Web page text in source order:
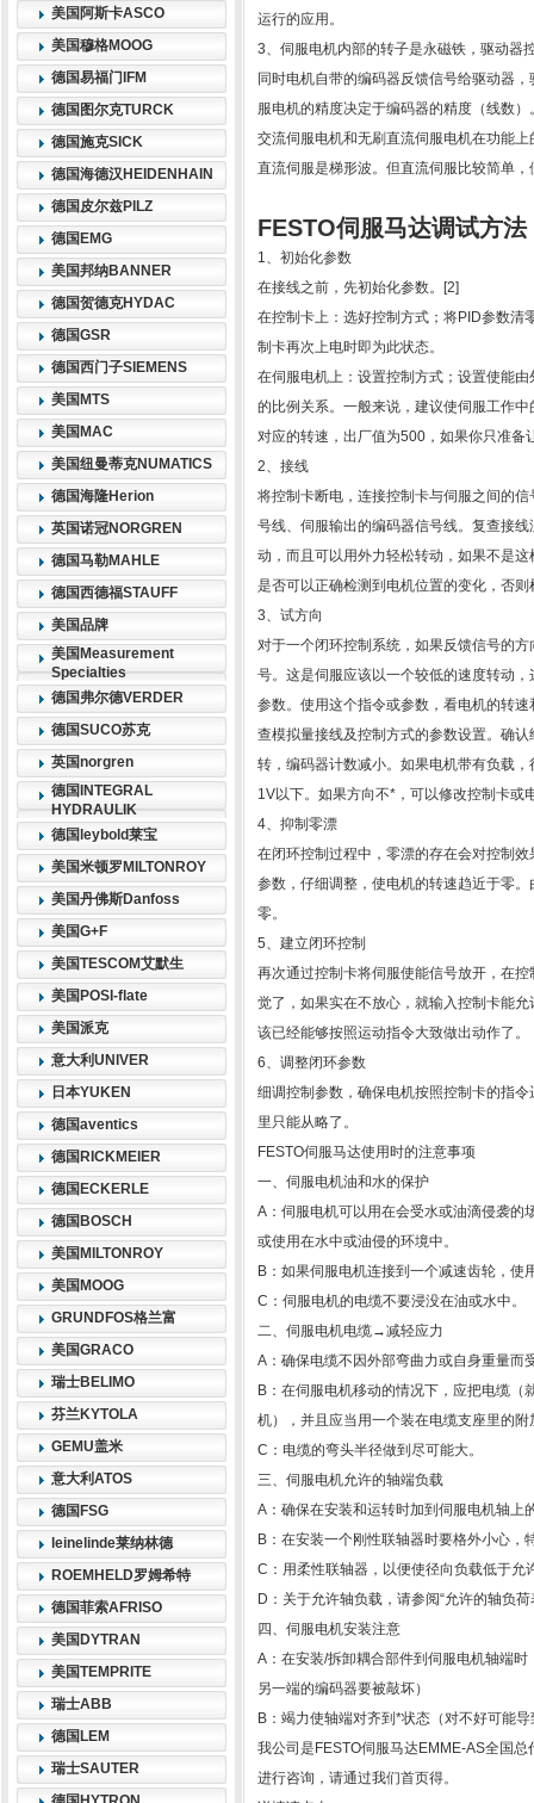
美国阿斯卡ASCO
美国穆格MOOG
德国易福门IFM
德国图尔克TURCK
德国施克SICK
德国海德汉HEIDENHAIN
德国皮尔兹PILZ
德国EMG
美国邦纳BANNER
德国贺德克HYDAC
德国GSR
德国西门子SIEMENS
美国MTS
美国MAC
美国纽曼蒂克NUMATICS
德国海隆Herion
英国诺冠NORGREN
德国马勒MAHLE
德国西德福STAUFF
美国品牌
美国Measurement
Specialties
德国弗尔德VERDER
德国SUCO苏克
英国norgren
德国INTEGRAL
HYDRAULIK
德国leybold莱宝
美国米顿罗MILTONROY
美国丹佛斯Danfoss
美国G+F
美国TESCOM艾默生
美国POSI-flate
美国派克
意大利UNIVER
日本YUKEN
德国aventics
德国RICKMEIER
德国ECKERLE
德国BOSCH
美国MILTONROY
美国MOOG
GRUNDFOS格兰富
美国GRACO
瑞士BELIMO
芬兰KYTOLA
GEMU盖米
意大利ATOS
德国FSG
leinelinde莱纳林德
ROEMHELD罗姆希特
德国菲索AFRISO
美国DYTRAN
美国TEMPRITE
瑞士ABB
德国LEM
瑞士SAUTER
运行的应用。
3、伺服电机内部的转子是永磁铁，驱动器
同时电机自带的编码器反馈信号给驱动器
服电机的精度决定于编码器的精度（线数）
交流伺服电机和无刷直流伺服电机在功能
直流伺服是梯形波。但直流伺服比较简单，
FESTO伺服马达调试方法
1、初始化参数
在接线之前，先初始化参数。[2]
在控制卡上：选好控制方式；将PID参数清
制卡再次上电时即为此状态。
在伺服电机上：设置控制方式；设置使能
的比例关系。一般来说，建议使伺服工作
对应的转速，出厂值为500，如果你只准
2、接线
将控制卡断电，连接控制卡与伺服之间的
号线、伺服输出的编码器信号线。复查接
动，而且可以用外力轻松转动，如果不是
是否可以正确检测到电机位置的变化，否
3、试方向
对于一个闭环控制系统，如果反馈信号的
号。这是伺服应该以一个较低的速度转动
参数。使用这个指令或参数，看电机的转
查模拟量接线及控制方式的参数设置。确
转，编码器计数减小。如果电机带有负载
1V以下。如果方向不*，可以修改控制卡或
4、抑制零漂
在闭环控制过程中，零漂的存在会对控制
参数，仔细调整，使电机的转速趋近于零
零。
5、建立闭环控制
再次通过控制卡将伺服使能信号放开，在
觉了，如果实在不放心，就输入控制卡能
该已经能够按照运动指令大致做出动作了。
6、调整闭环参数
细调控制参数，确保电机按照控制卡的指
里只能从略了。
FESTO伺服马达使用时的注意事项
一、伺服电机油和水的保护
A：伺服电机可以用在会受水或油滴侵袭的
或使用在水中或油侵的环境中。
B：如果伺服电机连接到一个减速齿轮，
C：伺服电机的电缆不要浸没在油或水中。
二、伺服电机电缆→减轻应力
A：确保电缆不因外部弯曲力或自身重量而
B：在伺服电机移动的情况下，应把电缆
机），并且应当用一个装在电缆支座里的
C：电缆的弯头半径做到尽可能大。
三、伺服电机允许的轴端负载
A：确保在安装和运转时加到伺服电机轴上
B：在安装一个刚性联轴器时要格外小心
C：用柔性联轴器，以便使径向负载低于
D：关于允许轴负载，请参阅“允许的轴负
四、伺服电机安装注意
A：在安装/拆卸耦合部件到伺服电机轴端
另一端的编码器要被敲坏）
B：竭力使轴端对齐到*状态（对不好可能
我公司是FESTO伺服马达EMME-AS全国
进行咨询，请通过我们首页得。